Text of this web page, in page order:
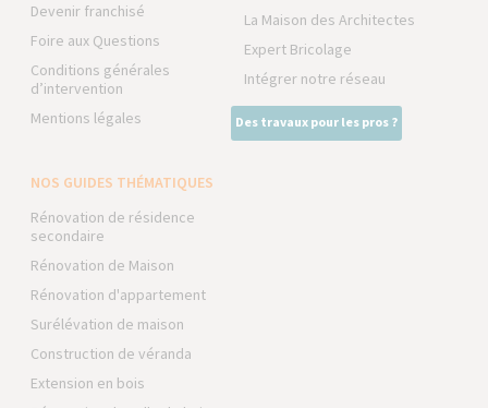
Devenir franchisé
Foire aux Questions
Conditions générales
d’intervention
Mentions légales
La Maison des Architectes
Expert Bricolage
Intégrer notre réseau
Des travaux pour les pros ?
NOS GUIDES THÉMATIQUES
Rénovation de résidence
secondaire
Rénovation de Maison
Rénovation d'appartement
Surélévation de maison
Construction de véranda
Extension en bois